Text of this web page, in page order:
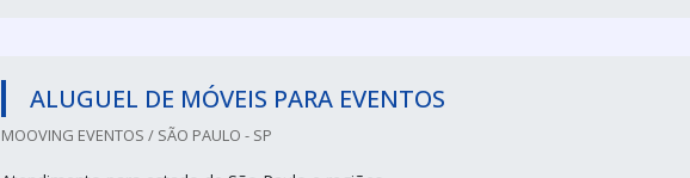
ALUGUEL DE MÓVEIS PARA EVENTOS
MOOVING EVENTOS / SÃO PAULO - SP